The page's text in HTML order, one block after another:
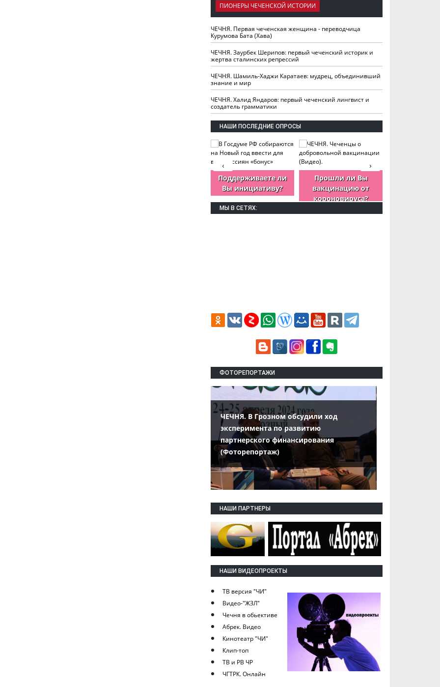
ПИОНЕРЫ ЧЕЧЕНСКОЙ ИСТОРИИ
ЧЕЧНЯ. Первая чеченская женщина - переводчица
Курумова Бата (Хава)
ЧЕЧНЯ. Заурбек Шерипов: первый чеченский историк и
жертва сталинских репрессий
ЧЕЧНЯ. Шамиль-Хаджи Каратаев: мудрец, объединивший
знание и мир
ЧЕЧНЯ. Халид Яндаров: первый чеченский лингвист и
создатель грамматики
НАШИ ПОСЛЕДНИЕ ОПРОСЫ
Поддерживаете ли
Вы инициативу?
Прошли ли Вы
вакцинацию от
короновируса?
›
‹
МЫ В СЕТЯХ:
ФОТОРЕПОРТАЖИ
ЧЕЧНЯ. В Грозном обсудили ход
эксперимента по развитию
партнерского финансирования
(Фоторепортаж)
НАШИ ПАРТНЕРЫ
НАШИ ВИДЕОПРОЕКТЫ
ТВ версия "ЧИ"
Видео-"ЖЗЛ"
Чечня в обьективе
Абрек. Видео
Кинотеатр "ЧИ"
Клип-топ
ТВ и РВ ЧР
ЧГТРК. Онлайн